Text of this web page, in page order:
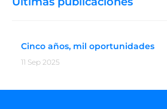
Cinco años, mil oportunidades
11 Sep 2025